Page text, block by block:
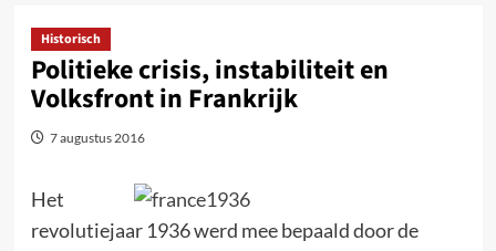
Historisch
Politieke crisis, instabiliteit en
Volksfront in Frankrijk
7 augustus 2016
Het
revolutiejaar 1936 werd mee bepaald door de